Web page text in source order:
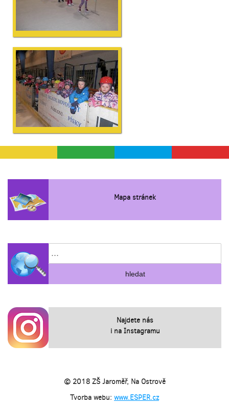
Mapa stránek
Najdete nás
i na Instagramu
© 2018 ZŠ Jaroměř, Na Ostrově
Tvorba webu: www.ESPER.cz